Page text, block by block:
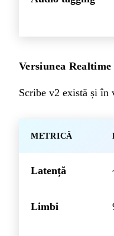
Versiunea Realtime
Scribe v2 există și în
METRICĂ
Latență
Limbi